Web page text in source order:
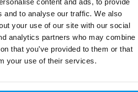
content and ads, to provide
and to analyse our traffic. We also
your use of our site with our social
analytics partners who may combine
that you’ve provided to them or that
your use of their services.
22.3 cm
producten